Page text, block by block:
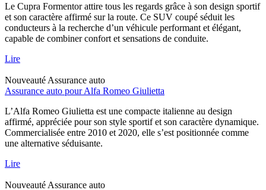
Le Cupra Formentor attire tous les regards grâce à son design sportif
et son caractère affirmé sur la route. Ce SUV coupé séduit les
conducteurs à la recherche d’un véhicule performant et élégant,
capable de combiner confort et sensations de conduite.
Lire
Nouveauté Assurance auto
Assurance auto pour Alfa Romeo Giulietta
L’Alfa Romeo Giulietta est une compacte italienne au design
affirmé, appréciée pour son style sportif et son caractère dynamique.
Commercialisée entre 2010 et 2020, elle s’est positionnée comme
une alternative séduisante.
Lire
Nouveauté Assurance auto